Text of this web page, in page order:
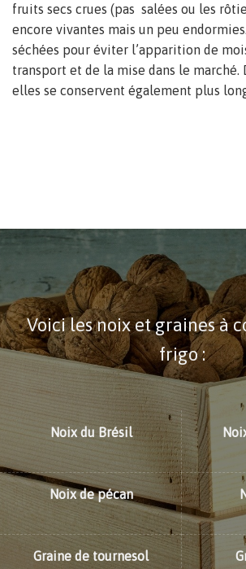
fruits secs crues (pas salées ou les
encore vivantes mais un peu
séchées pour éviter l’apparition de
transport et de la mise dans le marché.
elles se conservent également plus
Voici les noix et graines à
frigo :
Noix du Brésil
Noix de pécan
Graine de tournesol